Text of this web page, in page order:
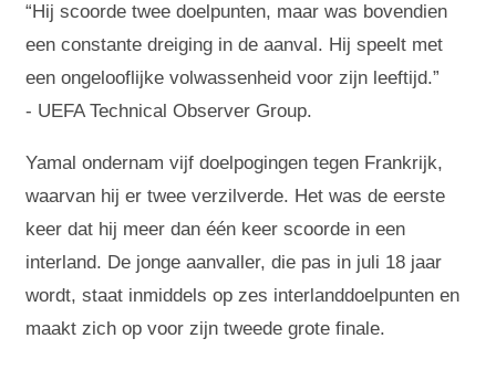
“Hij scoorde twee doelpunten, maar was bovendien
een constante dreiging in de aanval. Hij speelt met
een ongelooflijke volwassenheid voor zijn leeftijd.”
- UEFA Technical Observer Group.
Yamal ondernam vijf doelpogingen tegen Frankrijk,
waarvan hij er twee verzilverde. Het was de eerste
keer dat hij meer dan één keer scoorde in een
interland. De jonge aanvaller, die pas in juli 18 jaar
wordt, staat inmiddels op zes interlanddoelpunten en
maakt zich op voor zijn tweede grote finale.